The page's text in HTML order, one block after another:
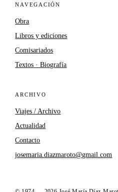
NAVEGACIÓN
Obra
Libros y ediciones
Comisariados
Textos · Biografía
ARCHIVO
Viajes / Archivo
Actualidad
Contacto
josemaria.diazmaroto@gmail.com